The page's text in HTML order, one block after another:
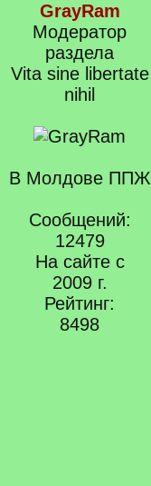
GrayRam
Модератор
раздела
Vita sine libertate
nihil
В Молдове ППЖ
Сообщений:
12479
На сайте с
2009 г.
Рейтинг:
8498